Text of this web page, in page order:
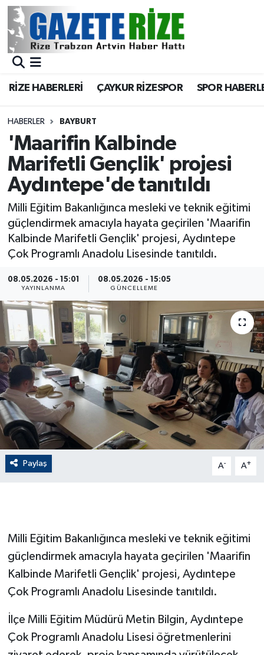
RİZE HABERLERİ ÇAYKUR RİZESPOR SPOR
HABERLER BAYBURT
'Maarifin Kalbinde
Marifetli Gençlik' projesi
Aydıntepe'de tanıtıldı
Milli Eğitim Bakanlığınca mesleki ve teknik eğitimi
güçlendirmek amacıyla hayata geçirilen 'Maarifin
Kalbinde Marifetli Gençlik' projesi, Aydıntepe
Çok Programlı Anadolu Lisesinde tanıtıldı.
08.05.2026 - 15:01
YAYINLANMA
08.05.2026 - 15:05
GÜNCELLEME
Paylaş A- A+
Milli Eğitim Bakanlığınca mesleki ve teknik eğitimi
güçlendirmek amacıyla hayata geçirilen 'Maarifin
Kalbinde Marifetli Gençlik' projesi, Aydıntepe
Çok Programlı Anadolu Lisesinde tanıtıldı.
İlçe Milli Eğitim Müdürü Metin Bilgin, Aydıntepe
Çok Programlı Anadolu Lisesi öğretmenlerini
BÖLGEMİZ
Asayiş
Rize Jandarma Komutanlığı
Bilim Teknoloji
Advertising news
Canlı Maç
ÇEVRE
Dış Haberler
Dünya
EĞİTİM
EKONOMİ
English News
Finans
GENEL
GÜNDEM
Güvenlik
Merkez Nöbetçi Eczaneler
Merkez Trafik Yoğunluk Haritası
Süper Lig Puan Durumu ve Fikstür
Tüm Manşetler
Son Dakika Haberleri
Haber Arşivi